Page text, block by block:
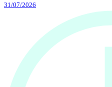
31/07/2026